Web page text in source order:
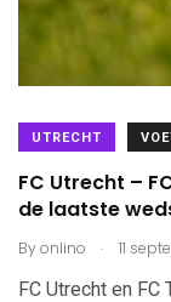
UTRECHT
FC Utrecht –
de laatste
Byonlino . 11
FC Utrecht en